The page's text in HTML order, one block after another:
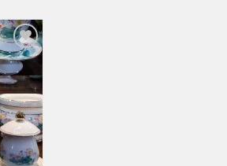
Thêm
vào
danh
sách
yêu
thích